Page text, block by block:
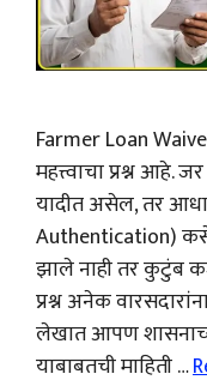
Farmer Loan
महत्त्वाचा प्रश्न आहे.
यादीत असेल, तर
Authentication)
झाले नाही तर कुटुंब
प्रश्न अनेक
लेखात आपण
याबाबतची माहिती …